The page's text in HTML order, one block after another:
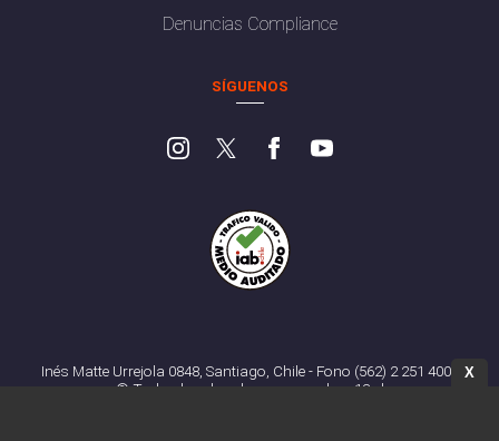
Denuncias Compliance
SÍGUENOS
Inés Matte Urrejola 0848, Santiago, Chile - Fono (562) 2 251 4000
© Todos los derechos reservados. 13.cl
X